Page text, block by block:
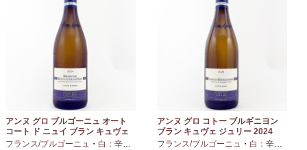
アンヌ グロ ブルゴーニュ オート
コート ド ニュイ ブラン キュヴェ
マリーヌ 2024 750ml
フランス/ブルゴーニュ ・ 白：辛口 シャルドネ
アンヌ グロ コトー ブルギニヨン
ブラン キュヴェ ジュリー 2024
フランス/ブルゴーニュ ・ 白：辛口